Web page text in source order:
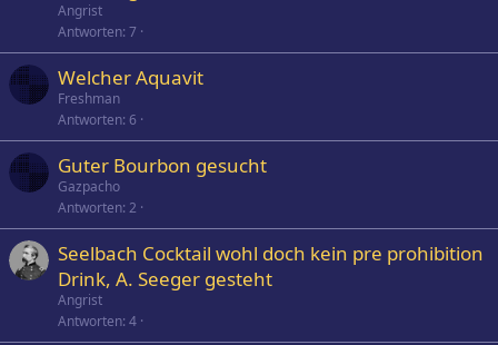
Angrist
Antworten 7
Welcher Aquavit
Freshman
Antworten 6
Guter Bourbon gesucht
Gazpacho
Antworten 2
Seelbach Cocktail wohl doch kein pre prohibition
Drink, A. Seeger gesteht
Angrist
Antworten 4